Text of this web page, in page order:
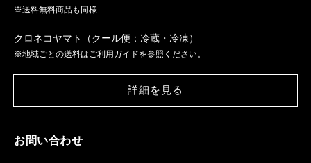
※送料無料商品も同様
クロネコヤマト（クール便：冷蔵・冷凍）
※地域ごとの送料はご利用ガイドを参照ください。
詳細を見る
お問い合わせ